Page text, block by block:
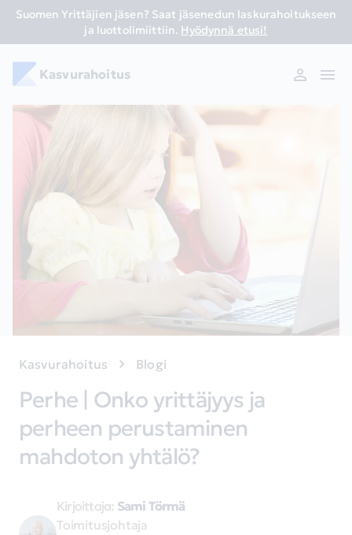
Suomen Yrittäjien jäsen? Saat jäsenedun laskurahoitukseen
ja luottolimiittiin. Hyödynnä etusi!
Kasvurahoitus
Kasvurahoitus Blogi
Perhe | Onko yrittäjyys ja
perheen perustaminen
mahdoton yhtälö?
Kirjoittaja: Sami Törmä
Toimitusjohtaja